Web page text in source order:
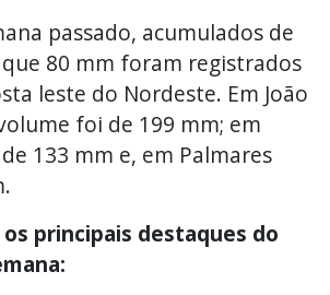
passado, acumulados de
80 mm foram registrados
leste do Nordeste. Em João
foi de 199 mm; em
133 mm e, em Palmares
principais destaques do